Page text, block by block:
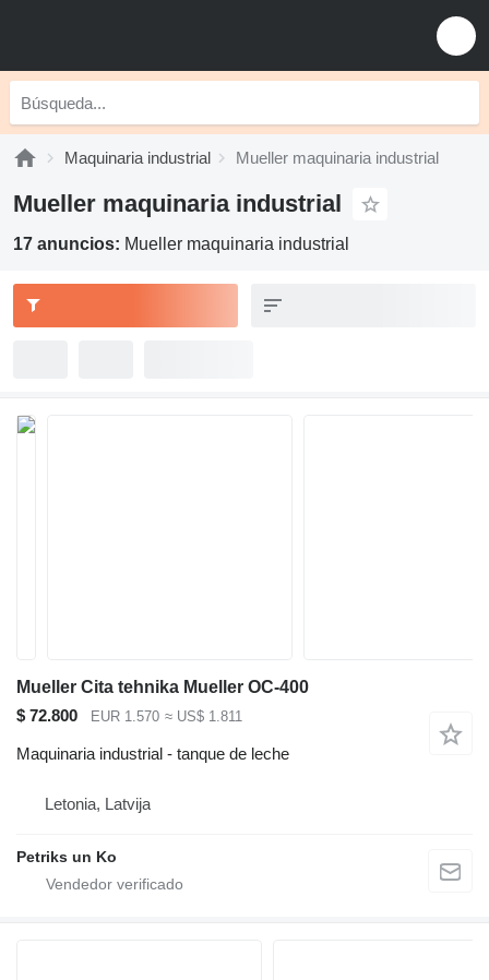
Maquinaria industrial Mueller maquinaria industrial
Mueller maquinaria industrial
17 anuncios: Mueller maquinaria industrial
Mueller Cita tehnika Mueller OC-400
$ 72.800
EUR 1.570 ≈ US$ 1.811
Maquinaria industrial - tanque de leche
Letonia, Latvija
Petriks un Ko